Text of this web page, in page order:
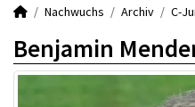
Nachwuchs Archiv C-
Benjamin